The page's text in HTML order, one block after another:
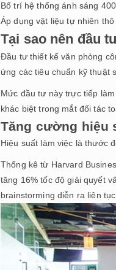
Bố trí hệ thống ánh sáng
Áp dụng vật liệu tự nhiên
Tại sao nên đầu
Đầu tư thiết kế văn phòng
ứng các tiêu chuẩn kỹ thuật
Mức đầu tư này trực tiếp
khác biệt trong mắt đối tác
Tăng cường hiệu
Hiệu suất làm việc là thước
Thống kê từ Harvard
tăng 16% tốc độ giải quyết
brainstorming diễn ra liên